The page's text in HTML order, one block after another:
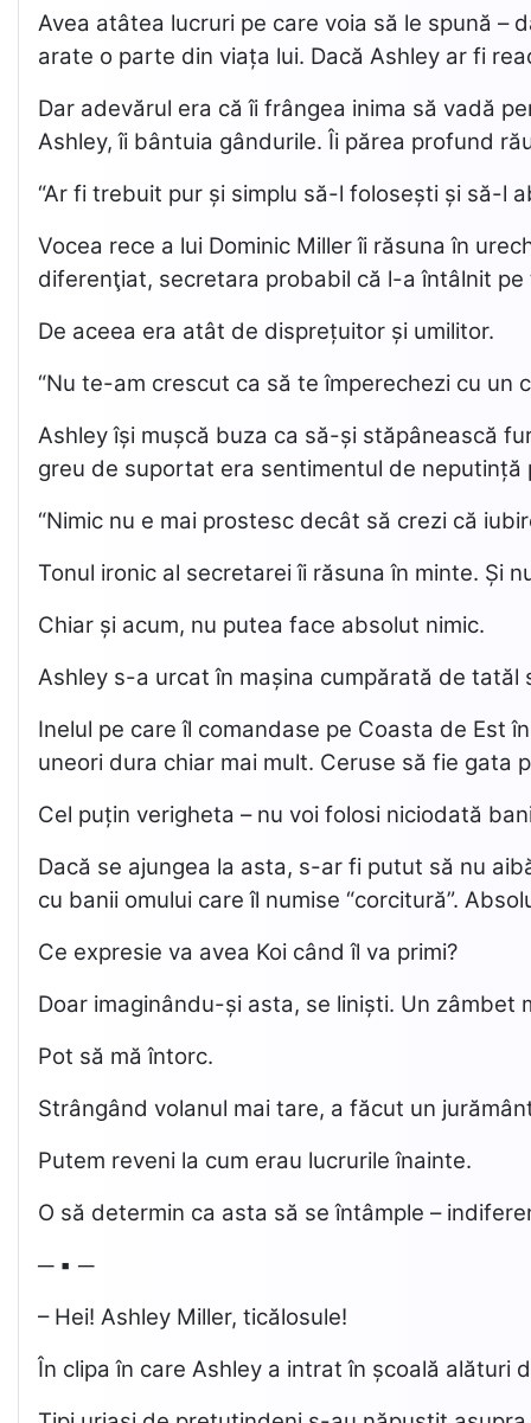
Avea atâtea lucruri pe care voia să le spună –
arate o parte din viața lui. Dacă Ashley ar fi
Dar adevărul era că îi frângea inima să vadă
Ashley, îi bântuia gândurile. Îi părea profund
“Ar fi trebuit pur și simplu să-l folosești și să-l
Vocea rece a lui Dominic Miller îi răsuna în
diferenţiat, secretara probabil că l-a întâlnit
De aceea era atât de disprețuitor și umilitor.
“Nu te-am crescut ca să te împerechezi cu un
Ashley își mușcă buza ca să-și stăpânească
greu de suportat era sentimentul de neputință
“Nimic nu e mai prostesc decât să crezi că
Tonul ironic al secretarei îi răsuna în minte. Și
Chiar și acum, nu putea face absolut nimic.
Ashley s-a urcat în mașina cumpărată de tatăl
Inelul pe care îl comandase pe Coasta de Est
uneori dura chiar mai mult. Ceruse să fie gata
Cel puțin verigheta – nu voi folosi niciodată
Dacă se ajungea la asta, s-ar fi putut să nu
cu banii omului care îl numise “corcitură”.
Ce expresie va avea Koi când îl va primi?
Doar imaginându-și asta, se liniști. Un
Pot să mă întorc.
Strângând volanul mai tare, a făcut un
Putem reveni la cum erau lucrurile înainte.
O să determin ca asta să se întâmple –
─ ▪ ─
– Hei! Ashley Miller, ticălosule!
În clipa în care Ashley a intrat în școală alături